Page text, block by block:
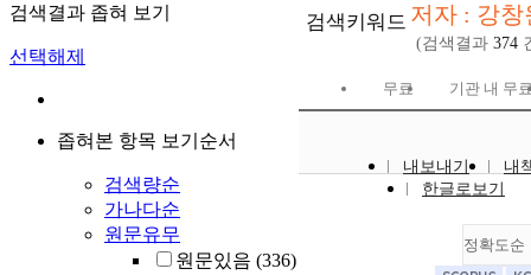
검색결과 좁혀 보기
선택해제
좁혀본 항목 보기순서
검색량순
가나다순
원문유무
원문있음 (336)
검색키워드 저자 : 강창
(검색결과 374
무료 기관 내 무
내보내기
내
한글로보기
정확도순